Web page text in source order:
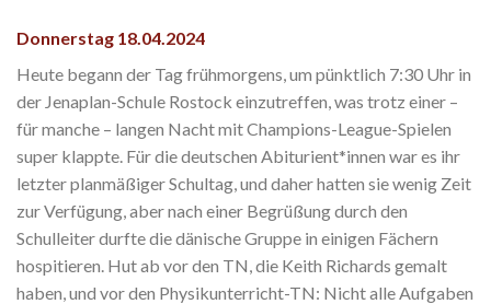
Donnerstag 18.04.2024
Heute begann der Tag frühmorgens, um pünktlich 7:30 Uhr in
der Jenaplan-Schule Rostock einzutreffen, was trotz einer –
für manche – langen Nacht mit Champions-League-Spielen
super klappte. Für die deutschen Abiturient*innen war es ihr
letzter planmäßiger Schultag, und daher hatten sie wenig Zeit
zur Verfügung, aber nach einer Begrüßung durch den
Schulleiter durfte die dänische Gruppe in einigen Fächern
hospitieren. Hut ab vor den TN, die Keith Richards gemalt
haben, und vor den Physikunterricht-TN: Nicht alle Aufgaben